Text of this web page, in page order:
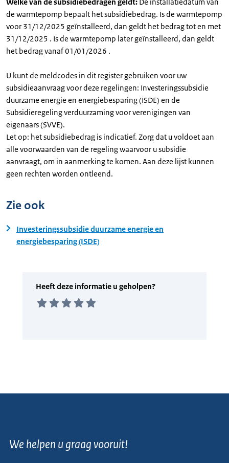
de warmtepomp bepaalt het subsidiebedrag. Is de warmtepomp
voor 31/12/2025 geïnstalleerd, dan geldt het bedrag tot en met
31/12/2025 . Is de warmtepomp later geïnstalleerd, dan geldt
het bedrag vanaf 01/01/2026 .
U kunt de meldcodes in dit register gebruiken voor uw
subsidieaanvraag voor deze regelingen: Investeringssubsidie
duurzame energie en energiebesparing (ISDE) en de
Subsidieregeling verduurzaming voor verenigingen van
eigenaars (SVVE).
Let op: het subsidiebedrag is indicatief. Zorg dat u voldoet aan
alle voorwaarden van de regeling waarvoor u subsidie
aanvraagt, om in aanmerking te komen. Aan deze lijst kunnen
geen rechten worden ontleend.
Zie ook
Investeringssubsidie duurzame energie en
energiebesparing (ISDE)
We helpen u graag vooruit!